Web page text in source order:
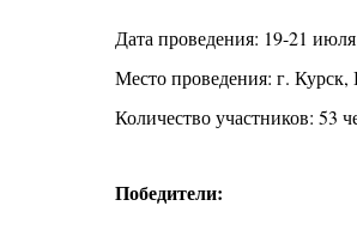
Дата проведения: 19-21
Место проведения: г. Курск,
Количество участников: 53
Победители: